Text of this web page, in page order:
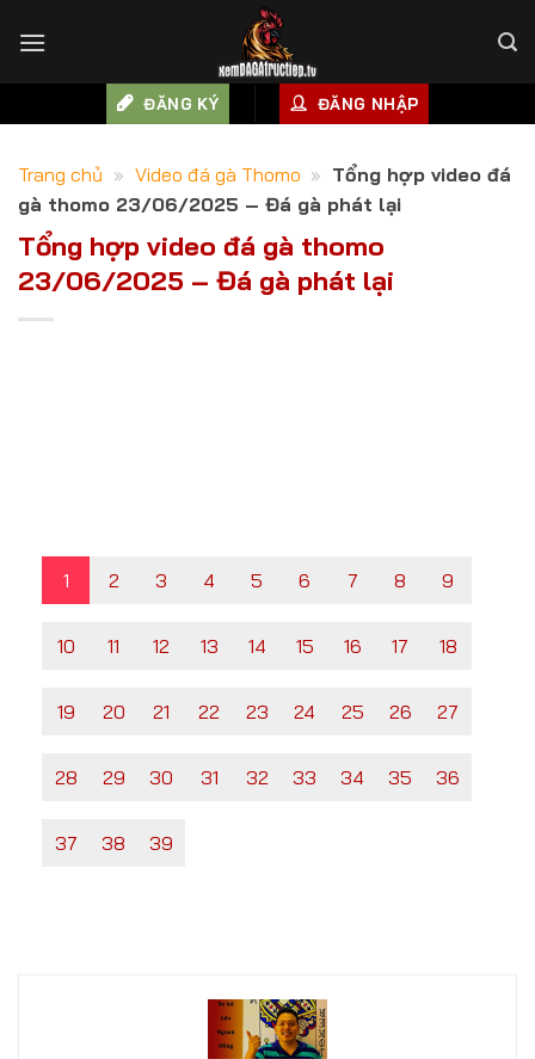
ĐĂNG KÝ ĐĂNG NHẬP
Trang chủ » Video đá gà Thomo » Tổng hợp video đá
gà thomo 23/06/2025 – Đá gà phát lại
Tổng hợp video đá gà thomo
23/06/2025 – Đá gà phát lại
1 2 3 4 5 6 7 8 9
10 11 12 13 14 15 16 17 18
19 20 21 22 23 24 25 26 27
28 29 30 31 32 33 34 35 36
37 38 39